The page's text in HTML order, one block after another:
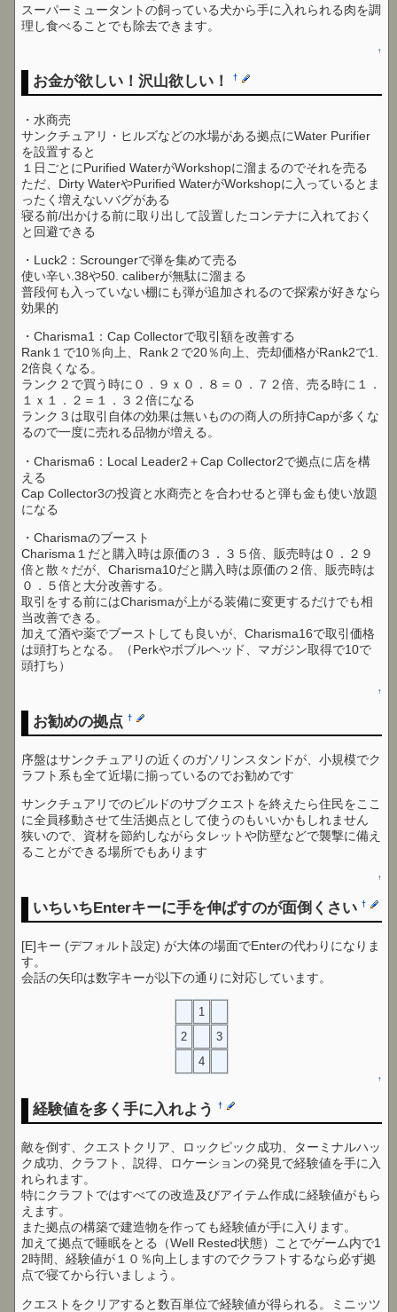
スーパーミュータントの飼っている犬から手に入れられる肉を調
理し食べることでも除去できます。
↑
お金が欲しい！沢山欲しい！†
・水商売
サンクチュアリ・ヒルズなどの水場がある拠点にWater Purifier
を設置すると
１日ごとにPurified WaterがWorkshopに溜まるのでそれを売る
ただ、Dirty WaterやPurified WaterがWorkshopに入っているとま
ったく増えないバグがある
寝る前/出かける前に取り出して設置したコンテナに入れておく
と回避できる
・Luck2：Scroungerで弾を集めて売る
使い辛い.38や50. caliberが無駄に溜まる
普段何も入っていない棚にも弾が追加されるので探索が好きなら
効果的
・Charisma1：Cap Collectorで取引額を改善する
Rank１で10％向上、Rank２で20％向上、売却価格がRank2で1.
2倍良くなる。
ランク２で買う時に０．９ｘ０．８＝０．７２倍、売る時に１．
１ｘ１．２＝１．３２倍になる
ランク３は取引自体の効果は無いものの商人の所持Capが多くな
るので一度に売れる品物が増える。
・Charisma6：Local Leader2＋Cap Collector2で拠点に店を構
える
Cap Collector3の投資と水商売とを合わせると弾も金も使い放題
になる
・Charismaのブースト
Charisma１だと購入時は原価の３．３５倍、販売時は０．２９
倍と散々だが、Charisma10だと購入時は原価の２倍、販売時は
０．５倍と大分改善する。
取引をする前にはCharismaが上がる装備に変更するだけでも相
当改善できる。
加えて酒や薬でブーストしても良いが、Charisma16で取引価格
は頭打ちとなる。（Perkやボブルヘッド、マガジン取得で10で
頭打ち）
↑
お勧めの拠点†
序盤はサンクチュアリの近くのガソリンスタンドが、小規模でク
ラフト系も全て近場に揃っているのでお勧めです
サンクチュアリでのビルドのサブクエストを終えたら住民をここ
に全員移動させて生活拠点として使うのもいいかもしれません
狭いので、資材を節約しながらタレットや防壁などで襲撃に備え
ることができる場所でもあります
↑
いちいちEnterキーに手を伸ばすのが面倒くさい†
[E]キー (デフォルト設定) が大体の場面でEnterの代わりになりま
す。
会話の矢印は数字キーが以下の通りに対応しています。
1
2
3
4
↑
経験値を多く手に入れよう†
敵を倒す、クエストクリア、ロックピック成功、ターミナルハッ
ク成功、クラフト、説得、ロケーションの発見で経験値を手に入
れられます。
特にクラフトではすべての改造及びアイテム作成に経験値がもら
えます。
また拠点の構築で建造物を作っても経験値が手に入ります。
加えて拠点で睡眠をとる（Well Rested状態）ことでゲーム内で1
2時間、経験値が１０％向上しますのでクラフトするなら必ず拠
点で寝てから行いましょう。
クエストをクリアすると数百単位で経験値が得られる。ミニッツ